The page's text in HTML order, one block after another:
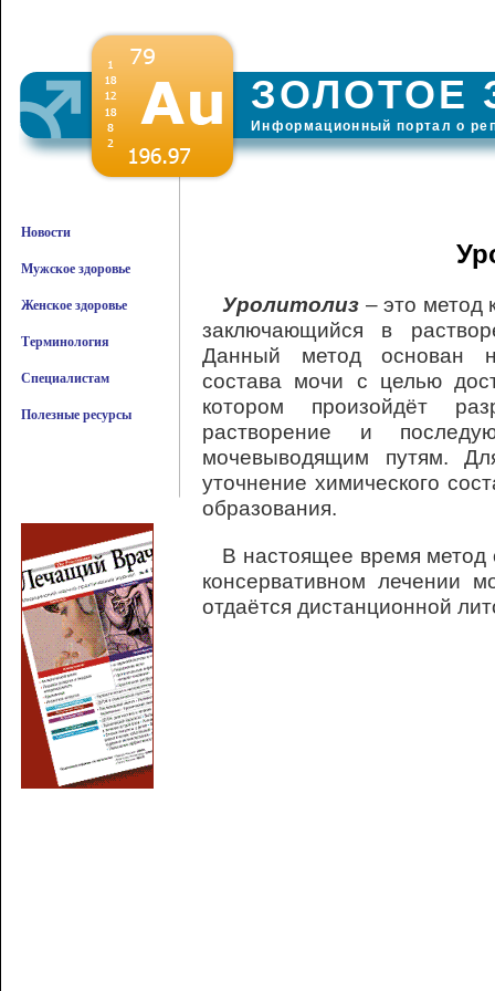
ЗОЛОТОЕ
Информационный портал о
Новости
Мужское здоровье
Женское здоровье
Терминология
Специалистам
Полезные ресурсы
Уролитолиз – это метод
заключающийся в
Данный метод основан
состава мочи с целью
котором произойдёт
растворение и
мочевыводящим путям.
уточнение химического
образования.
В настоящее время метод
консервативном лечении
отдаётся дистанционной